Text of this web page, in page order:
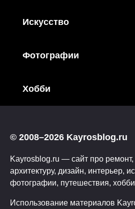
Искусство
Фотографии
Хобби
© 2008–2026 Kayrosblog.ru
Kayrosblog.ru — сайт про ремонт,
архитектуру, дизайн, интерьер,
фотографии, путешествия,
Использование материалов